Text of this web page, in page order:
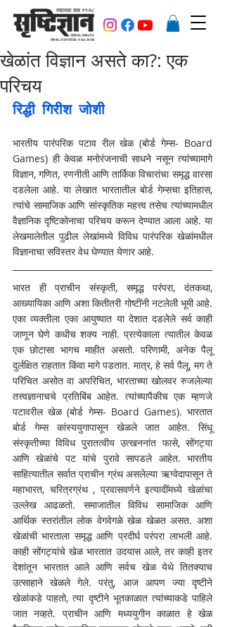
खेळांत विज्ञान असते का?: एक
परिचय
रिद्धी गिरीश जोशी
भारतीय पारंपरिक पटाव रील खेळ (बोर्ड गेम्स- Board
Games) ही केवळ मनोरंजनाची साधने नसून त्यांच्यामागे
विज्ञान, गणित, रणनीती आणि तार्किक विचारांचा समृद्ध वारसा
दडलेला आहे. या लेखात भारतातील बोर्ड गेम्सचा इतिहास,
त्यांचे सामाजिक आणि सांस्कृतिक महत्त्व तसेच त्यांच्यामधील
वैज्ञानिक दृष्टिकोनाचा परिचय करून देण्यात आला आहे. या
लेखमालेतील पुढील लेखांमध्ये विविध पारंपरिक खेळांमधील
विज्ञानाचा सविस्तर वेध घेण्यात येणार आहे.
भारत ही प्राचीन संस्कृती, समृद्ध परंपरा, दंतकथा,
आख्यायिका आणि अशा कितीतरी गोष्टींनी नटलेली भूमी आहे.
एका व्यक्तीला एका आयुष्यात या देशात दडलेले सर्व काही
जाणून घेणे कधीच शक्य नाही. प्रत्येकाला त्यातील केवळ
एक छोटासा भागच माहीत असतो. परिणामी, अनेक पैलू
दुर्लक्षित राहतात किंवा मागे पडतात. मात्र, हे सर्व पैलू, मग ते
परिचित असोत वा अपरिचित, भारताच्या खोलवर रुजलेल्या
तत्त्वज्ञानाचचे प्रतिबिंब आहेत. त्यांच्यापैकीच एक म्हणजे
पटावरील खेळ (बोर्ड गेम्स- Board Games). भारतात
बोर्ड गेम्स कांस्ययुगापासून खेळले जात आहेत. सिंधू
संस्कृतीच्या विविध पुरातत्वीय उत्खननांत फासे, सोंगट्या
आणि खेळांचे पट यांचे पुरावे सापडले आहेत. भारतीय
साहित्यातील सर्वात प्राचीन ग्रंथ असलेल्या ऋग्वेदापासून ते
महाभारत, चरित्रग्रंथ , प्रवासवर्णने इत्यादींमध्ये खेळांचा
उल्लेख आढळतो. समाजातील विविध सामाजिक आणि
आर्थिक स्तरांतील लोक वेगवेगळे खेळ खेळत असत. अशा
खेळांची भारताला समृद्ध आणि प्रदीर्घ परंपरा लाभली आहे.
काही सोंगट्यांचे खेळ भारतात उदयास आले, तर काही इतर
देशांतून भारतात आले आणि सर्वच खेळ येथे तितक्याच
उत्साहाने खेळले गेले. परंतु, आज आपण ज्या दृष्टीने
खेळांकडे पाहतो, त्या दृष्टीने भूतकाळात त्यांच्याकडे पाहिले
जात नव्हते. प्राचीन आणि मध्ययुगीन काळात हे खेळ